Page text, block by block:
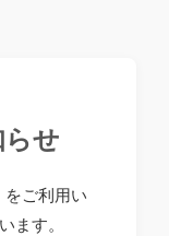
せ
ご利用い
ます。